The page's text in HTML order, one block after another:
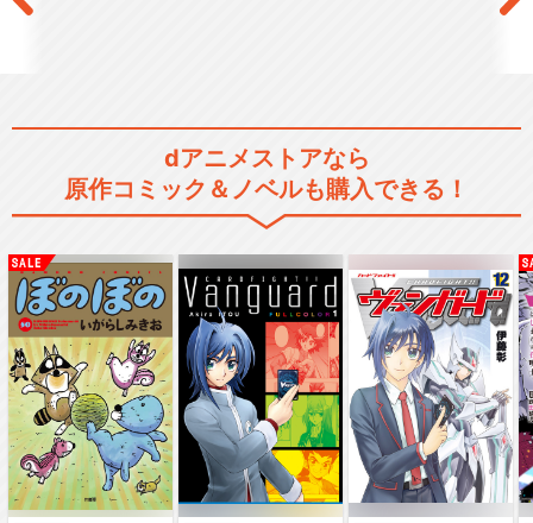
戦争童話集「ふたつの胡桃」
戦争童話集「青い瞳の女の子
のお話」
閉じる
dアニメストアなら
原作コミック＆ノベルも購入できる！